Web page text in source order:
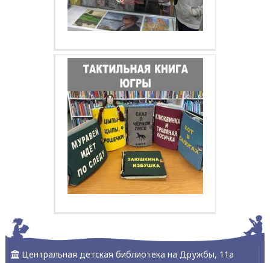
Центральная детская библиотека на Дружбы, 11а